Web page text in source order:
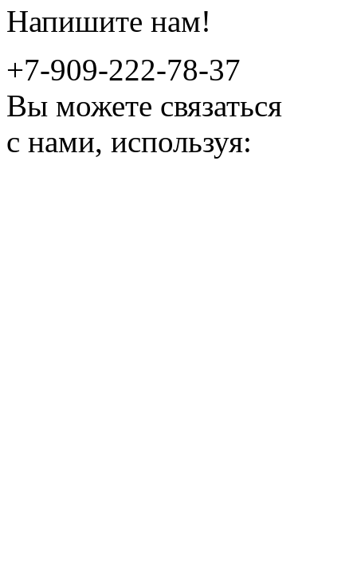
Напишите нам!
+7-909-222-78-37
Вы можете связаться
с нами, используя: